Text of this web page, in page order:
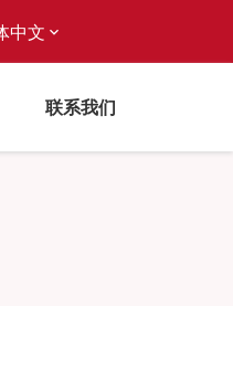
中文
联系我们